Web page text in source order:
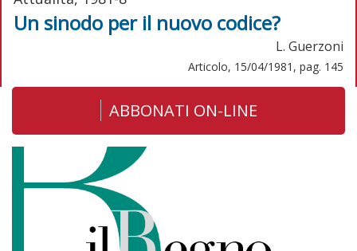
Un sinodo per il nuovo codice?
L. Guerzoni
Articolo, 15/04/1981, pag. 145
ABBONATI ON-LINE